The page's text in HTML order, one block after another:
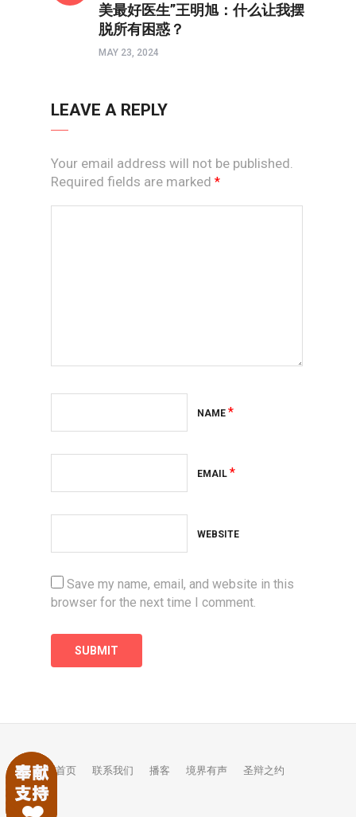
美最好医生”王明旭：什么让我摆
脱所有困惑？
MAY 23, 2024
LEAVE A REPLY
Your email address will not be published.
Required fields are marked *
NAME *
EMAIL *
WEBSITE
Save my name, email, and website in this
browser for the next time I comment.
首页 联系我们 播客 境界有声 圣辩之约